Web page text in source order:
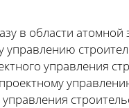
в области атомной
управлению
управления